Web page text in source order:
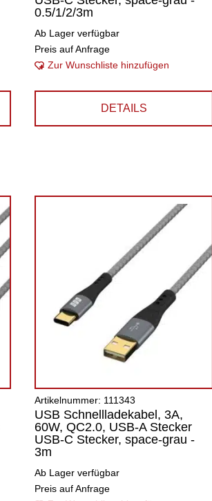
0.5/1/2/3m
Ab Lager verfügbar
Preis auf Anfrage
Zur Wunschliste hinzufügen
DETAILS
Artikelnummer: 111343
USB Schnellladekabel, 3A,
60W, QC2.0, USB-A Stecker
USB-C Stecker, space-grau -
3m
Ab Lager verfügbar
Preis auf Anfrage